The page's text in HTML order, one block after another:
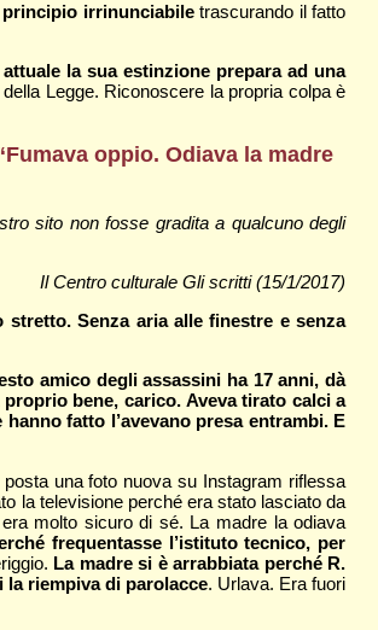
principio irrinunciabiletrascurando il fatto
la sua estinzione prepara ad una
Legge. Riconoscere la propria colpa è
oppio. Odiava la madre
sito non fosse gradita a qualcuno degli
Il Centro culturale Gli scritti (15/1/2017)
Senza aria alle finestre e senza
amico degli assassini ha 17 anni, dà
bene, carico. Aveva tirato calci a
fatto l’avevano presa entrambi. E
una foto nuova su Instagram riflessa
la televisione perché era stato lasciato da
molto sicuro di sé. La madre la odiava
frequentasse l’istituto tecnico, per
La madre si è arrabbiata perché R.
riempiva di parolacce. Urlava. Era fuori